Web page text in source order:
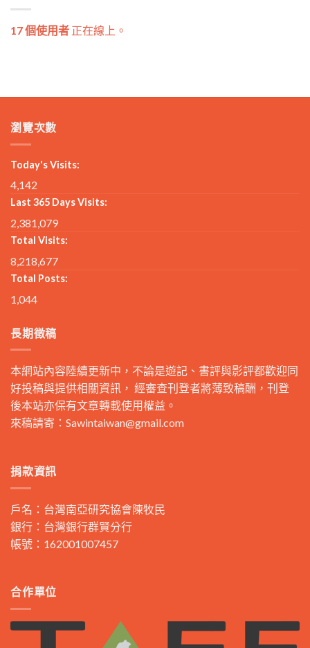
17 個使用者 正在線上。
瀏覽次數
Today's Visits:
4,142
Last 365 Days Visits:
2,381,079
Total Visits:
8,218,677
Total Posts:
1,044
長期徵稿
本網站內容陸續更新中，不論是遊記、書評與影評都歡迎同
好投稿與提供相關資訊， 經審查刊登者將薄致稿酬，刊登
後本站亦保有文章轉載使用權益。
來稿請寄： Sawintaiwan@gmail.com
捐款資訊
戶名：台灣南亞研究協會陳牧民
銀行：台灣銀行群賢分行
帳號：162001007457
合作單位